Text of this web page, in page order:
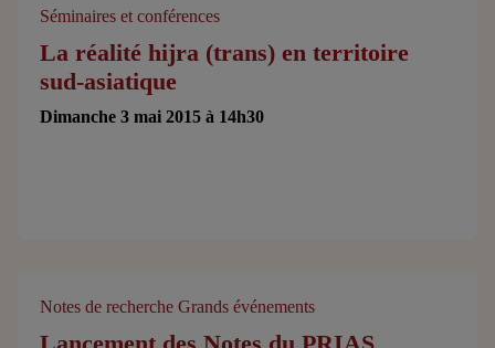
Séminaires et conférences
La réalité hijra (trans) en territoire
sud-asiatique
Dimanche 3 mai 2015 à 14h30
Notes de recherche Grands événements